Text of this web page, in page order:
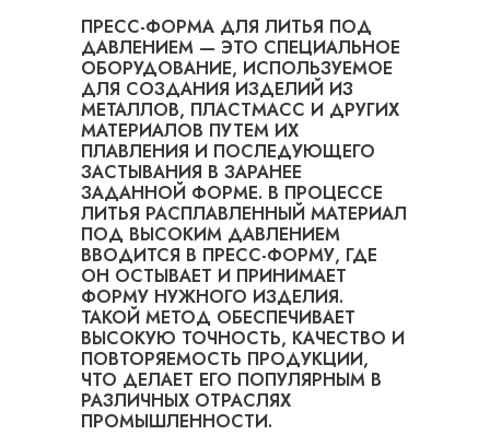
ПРЕСС-ФОРМА ДЛЯ ЛИТЬЯ ПОД
ДАВЛЕНИЕМ — ЭТО СПЕЦИАЛЬНОЕ
ОБОРУДОВАНИЕ, ИСПОЛЬЗУЕМОЕ
ДЛЯ СОЗДАНИЯ ИЗДЕЛИЙ ИЗ
МЕТАЛЛОВ, ПЛАСТМАСС И ДРУГИХ
МАТЕРИАЛОВ ПУТЕМ ИХ
ПЛАВЛЕНИЯ И ПОСЛЕДУЮЩЕГО
ЗАСТЫВАНИЯ В ЗАРАНЕЕ
ЗАДАННОЙ ФОРМЕ. В ПРОЦЕССЕ
ЛИТЬЯ РАСПЛАВЛЕННЫЙ МАТЕРИАЛ
ПОД ВЫСОКИМ ДАВЛЕНИЕМ
ВВОДИТСЯ В ПРЕСС-ФОРМУ, ГДЕ
ОН ОСТЫВАЕТ И ПРИНИМАЕТ
ФОРМУ НУЖНОГО ИЗДЕЛИЯ.
ТАКОЙ МЕТОД ОБЕСПЕЧИВАЕТ
ВЫСОКУЮ ТОЧНОСТЬ, КАЧЕСТВО И
ПОВТОРЯЕМОСТЬ ПРОДУКЦИИ,
ЧТО ДЕЛАЕТ ЕГО ПОПУЛЯРНЫМ В
РАЗЛИЧНЫХ ОТРАСЛЯХ
ПРОМЫШЛЕННОСТИ.